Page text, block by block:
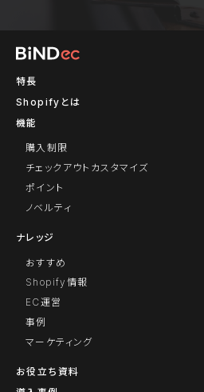
特長
Shopifyとは
機能
購入制限
チェックアウトカスタマイズ
ポイント
ノベルティ
ナレッジ
おすすめ
Shopify情報
EC運営
事例
マーケティング
お役立ち資料